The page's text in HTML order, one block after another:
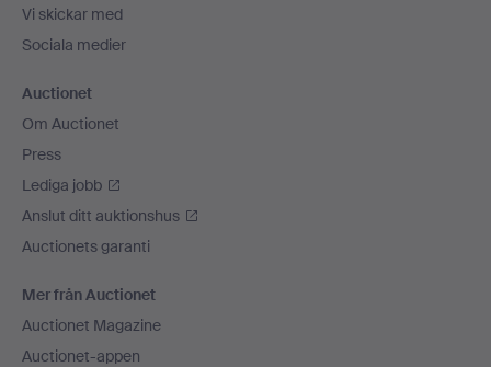
Vi skickar med
Sociala medier
Auctionet
Om Auctionet
Press
Lediga jobb
Anslut ditt auktionshus
Auctionets garanti
Mer från Auctionet
Auctionet Magazine
Auctionet-appen